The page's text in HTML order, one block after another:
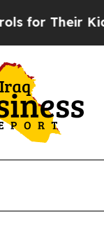
Kids. Should